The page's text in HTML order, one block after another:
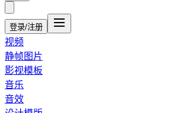
登录/注册
视频
静帧图片
影视模板
音乐
音效